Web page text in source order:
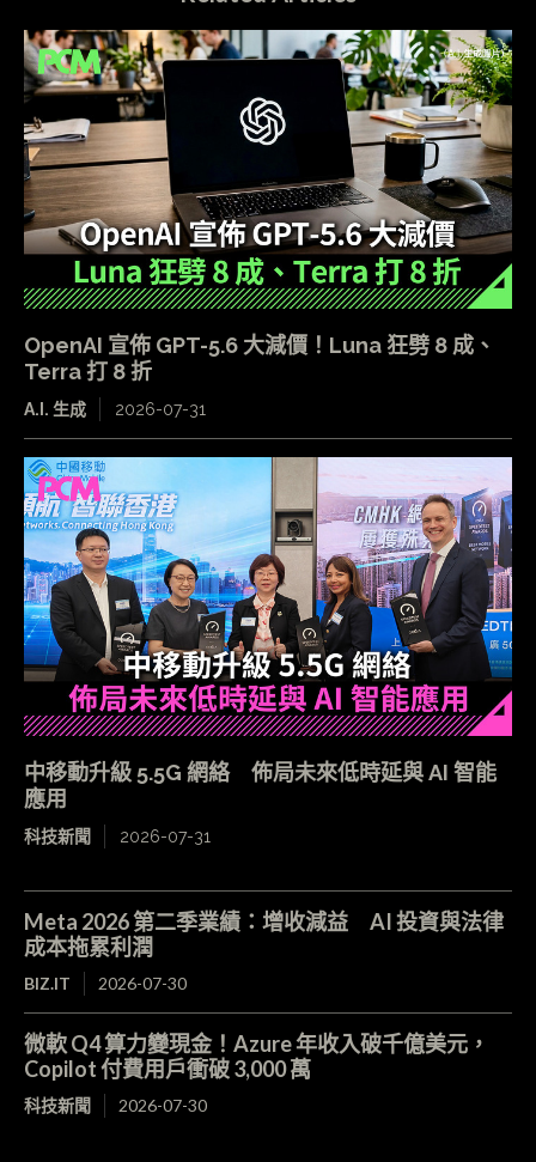
OpenAI 宣佈 GPT-5.6 大減價！Luna 狂劈 8 成、
Terra 打 8 折
A.I. 生成 2026-07-31
中移動升級 5.5G 網絡 佈局未來低時延與 AI 智能
應用
科技新聞 2026-07-31
Meta 2026 第二季業績：增收減益 AI 投資與法律
成本拖累利潤
BIZ.IT 2026-07-30
微軟 Q4 算力變現金！Azure 年收入破千億美元，
Copilot 付費用戶衝破 3,000 萬
科技新聞 2026-07-30